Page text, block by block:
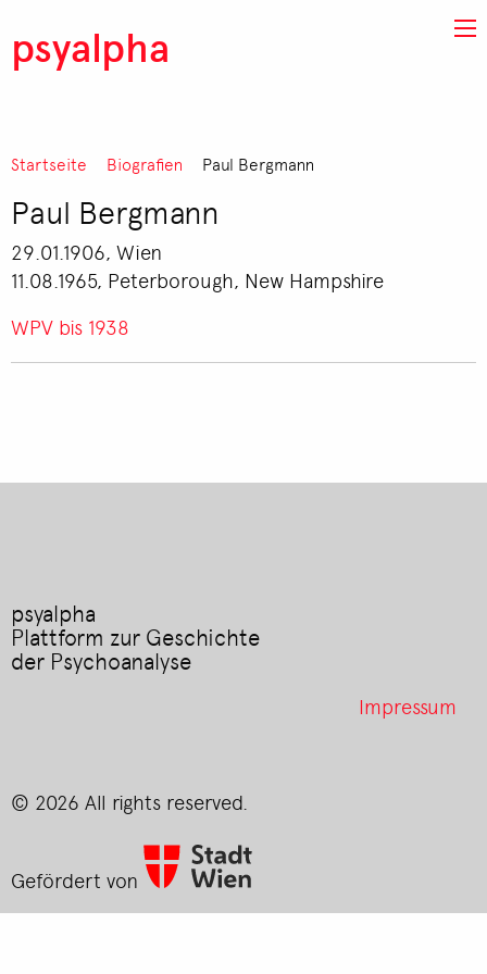
psyalpha
Pfadnavigation
Startseite Biografien Paul Bergmann
Paul Bergmann
29.01.1906, Wien
11.08.1965, Peterborough, New Hampshire
WPV bis 1938
psyalpha
Plattform zur Geschichte
der Psychoanalyse
Impressum
© 2026 All rights reserved.
Gefördert von